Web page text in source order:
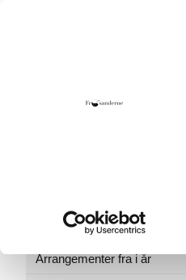
Kommende og igangværende
arrangementer
Arrangementer fra i år